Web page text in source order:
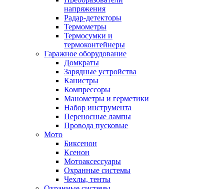
напряжения
Радар-детекторы
Термометры
Термосумки и
термоконтейнеры
Гаражное оборудование
Домкраты
Зарядные устройства
Канистры
Компрессоры
Манометры и герметики
Набор инструмента
Переносные лампы
Провода пусковые
Мото
Биксенон
Ксенон
Мотоаксессуары
Охранные системы
Чехлы, тенты